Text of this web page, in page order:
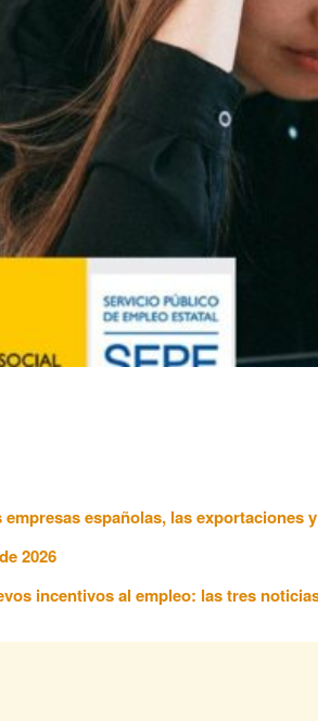
españolas, las exportaciones
2026
incentivos al empleo: las tres